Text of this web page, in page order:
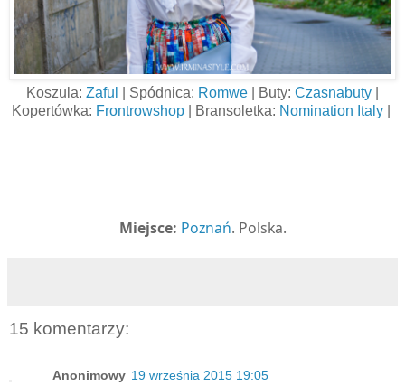
Koszula: Zaful | Spódnica: Romwe | Buty: Czasnabuty
Kopertówka: Frontrowshop| Bransoletka: Nomination Italy|
Miejsce: Poznań. Polska.
15 komentarzy:
Anonimowy 19 września 2015 19:05